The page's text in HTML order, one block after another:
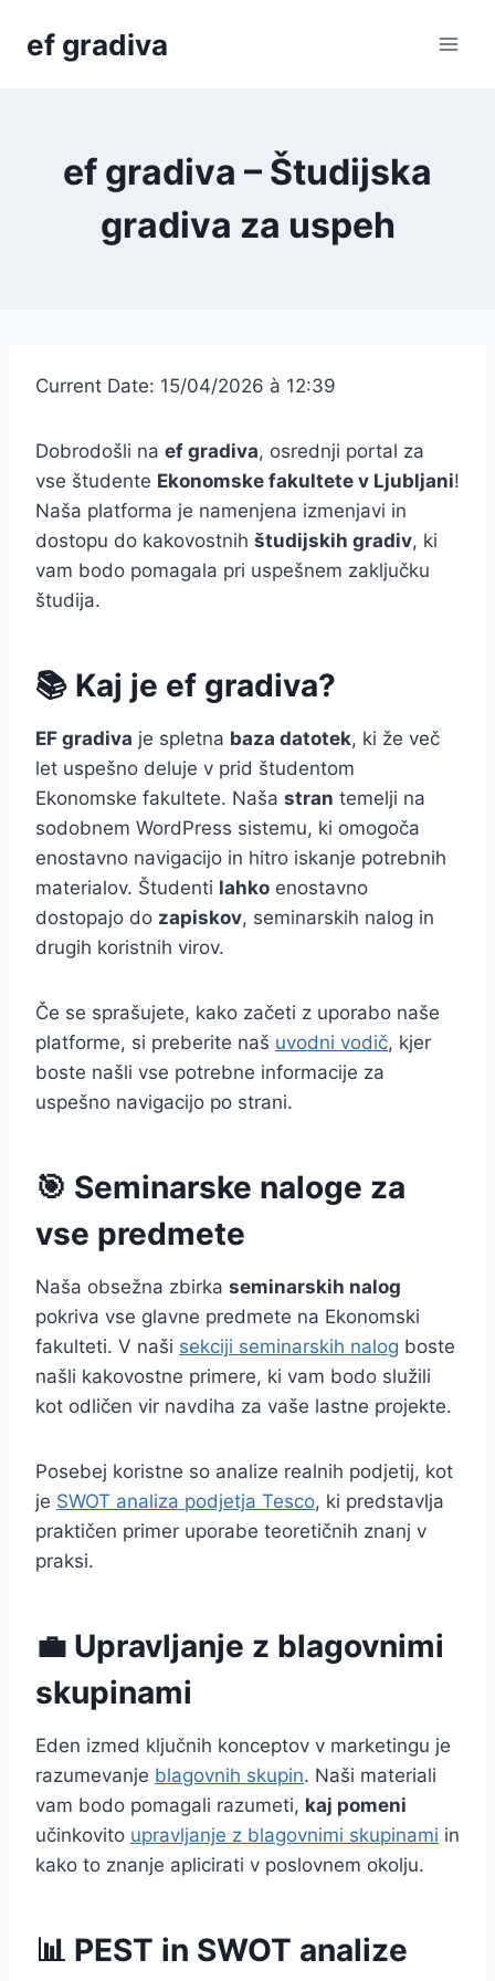
ef gradiva
ef gradiva – Študijska
gradiva za uspeh
Current Date: 15/04/2026 à 12:39
Dobrodošli na ef gradiva, osrednji portal za
vse študente Ekonomske fakultete v Ljubljani!
Naša platforma je namenjena izmenjavi in
dostopu do kakovostnih študijskih gradiv, ki
vam bodo pomagala pri uspešnem zaključku
študija.
📚 Kaj je ef gradiva?
EF gradiva je spletna baza datotek, ki že več
let uspešno deluje v prid študentom
Ekonomske fakultete. Naša stran temelji na
sodobnem WordPress sistemu, ki omogoča
enostavno navigacijo in hitro iskanje potrebnih
materialov. Študenti lahko enostavno
dostopajo do zapiskov, seminarskih nalog in
drugih koristnih virov.
Če se sprašujete, kako začeti z uporabo naše
platforme, si preberite naš uvodni vodič, kjer
boste našli vse potrebne informacije za
uspešno navigacijo po strani.
🎯 Seminarske naloge za
vse predmete
Naša obsežna zbirka seminarskih nalog
pokriva vse glavne predmete na Ekonomski
fakulteti. V naši sekciji seminarskih nalog boste
našli kakovostne primere, ki vam bodo služili
kot odličen vir navdiha za vaše lastne projekte.
Posebej koristne so analize realnih podjetij, kot
je SWOT analiza podjetja Tesco, ki predstavlja
praktičen primer uporabe teoretičnih znanj v
praksi.
💼 Upravljanje z blagovnimi
skupinami
Eden izmed ključnih konceptov v marketingu je
razumevanje blagovnih skupin. Naši materiali
vam bodo pomagali razumeti, kaj pomeni
učinkovito upravljanje z blagovnimi skupinami in
kako to znanje aplicirati v poslovnem okolju.
📊 PEST in SWOT analize